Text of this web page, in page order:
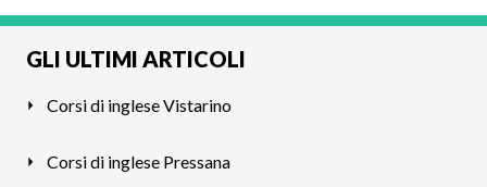
GLI ULTIMI ARTICOLI
Corsi di inglese Vistarino
Corsi di inglese Pressana